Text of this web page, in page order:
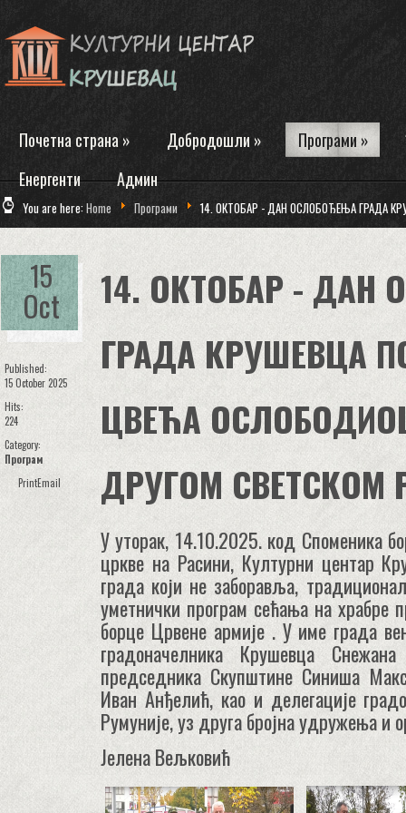
Почетна страна » Добродошли » Програми »
Енергенти
Админ
You are here:Home Програми 14. ОКТОБАР - ДАН ОСЛОБОЂЕЊА ГРАДА
15
Oct
Published:
15 October 2025
Hits:
224
Category:
Програм
PrintEmail
14. ОКТОБАР - ДАН
ГРАДА КРУШЕВЦА
ЦВЕЋА
ДРУГОМ СВЕТСКОМ
У уторак, 14.10.2025. код Споменика
цркве на Расини, Културни центар
града који не заборавља,
уметнички програм сећања на храбре
борце Црвене армије . У име града
градоначелника Крушевца
председника Скупштине Синиша
Иван Анђелић, као и делегације
Румуније, уз друга бројна удружења и
Јелена Вељковић